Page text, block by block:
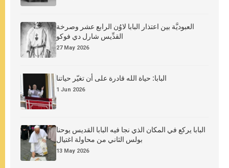
العبوديَّة بين اعتذار البابا لاوُن الرابع عشر وصرخة
القدِّيس شارل دي فوكو
27 May 2026
البابا: حياة الله قادرة على أن تغيّر حياتنا
1 Jun 2026
البابا يركع في المكان الذي نجا فيه البابا القديس يوحنا
بولس الثاني من محاولة اغتيال
13 May 2026